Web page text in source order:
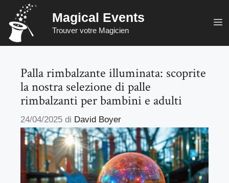
contenuto
Magical Events
Trouver votre Magicien
Palla rimbalzante illuminata: scoprite
la nostra selezione di palle
rimbalzanti per bambini e adulti
24/04/2025 di David Boyer